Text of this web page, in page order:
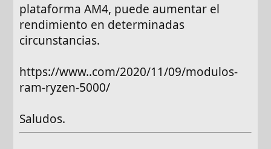
plataforma AM4, puede aumentar el
rendimiento en determinadas
circunstancias.
https://www..com/2020/11/09/modulos-
ram-ryzen-5000/
Saludos.